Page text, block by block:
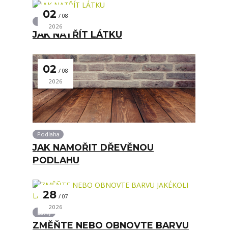
02 08
2026
JAK NATŘÍT LÁTKU
02 08
2026
Podlaha
JAK NAMOŘIT DŘEVĚNOU
PODLAHU
28 07
2026
Látky
ZMĚŇTE NEBO OBNOVTE BARVU